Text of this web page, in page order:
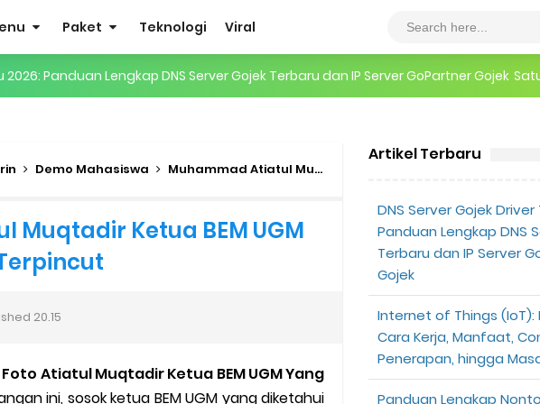
Paket Teknologi Viral
Cara Kerja, Manfaat, Contoh Penerapan, hingga Masa Depannya
Grabcar Terbaru
Diterima
Demo Mahasiswa Muhammad Atiatul Muqtadi
Muqtadir Ketua BEM UGM
20.15
Foto Atiatul Muqtadir Ketua BEM UGM Yang
ini, sosok ketua BEM UGM yang diketahui
Artikel Terbaru
DNS Server Gojek Driver
Panduan Lengkap DNS
Terbaru dan IP Server
Gojek
Internet of Things (IoT):
Cara Kerja, Manfaat,
Penerapan, hingga
Panduan Lengkap